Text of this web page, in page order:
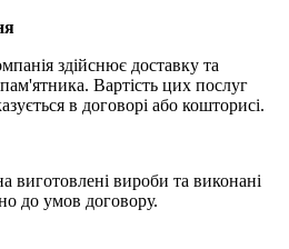
здійснює доставку та
Вартість цих послуг
в договорі або кошторисі.
виготовлені вироби та виконані
до умов договору.